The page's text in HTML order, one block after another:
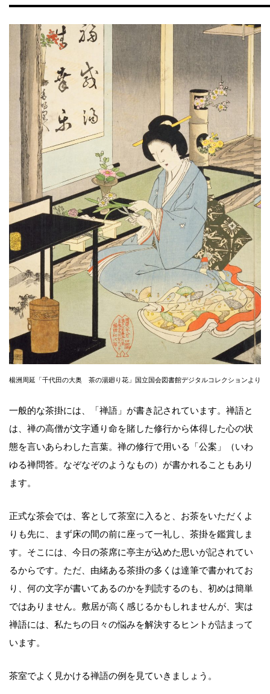
楊洲周延「千代田の大奥 茶の湯廻り花」国立国会図書館デジタルコレクションより
一般的な茶掛には、「禅語」が書き記されています。禅語と
は、禅の高僧が文字通り命を賭した修行から体得した心の状
態を言いあらわした言葉。禅の修行で用いる「公案」（いわ
ゆる禅問答。なぞなぞのようなもの）が書かれることもあり
ます。
正式な茶会では、客として茶室に入ると、お茶をいただくよ
りも先に、まず床の間の前に座って一礼し、茶掛を鑑賞しま
す。そこには、今日の茶席に亭主が込めた思いが記されてい
るからです。ただ、由緒ある茶掛の多くは達筆で書かれてお
り、何の文字が書いてあるのかを判読するのも、初めは簡単
ではありません。敷居が高く感じるかもしれませんが、実は
禅語には、私たちの日々の悩みを解決するヒントが詰まって
います。
茶室でよく見かける禅語の例を見ていきましょう。